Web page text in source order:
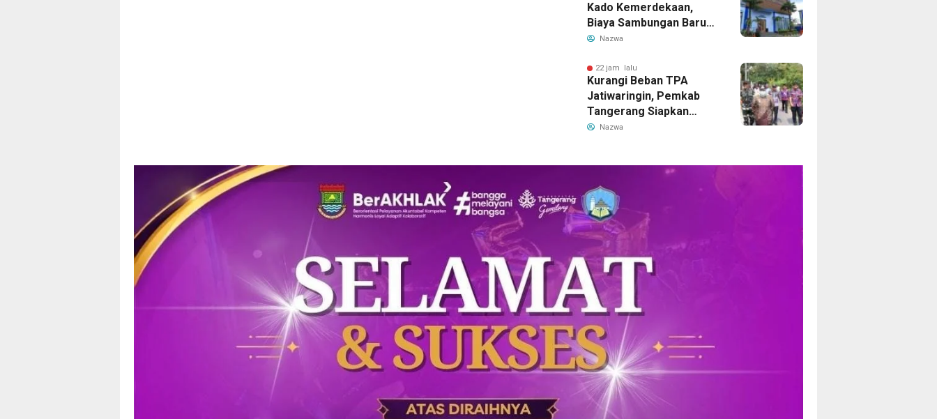
Kado Kemerdekaan,
Biaya Sambungan Baru
Air Bersih Dipangkas
Nazwa
22 jam lalu
Kurangi Beban TPA
Jatiwaringin, Pemkab
Tangerang Siapkan
TPS3R Baru di Tigaraksa
Nazwa